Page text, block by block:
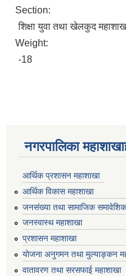
Section:
शिक्षा युवा तथा खेलकुद
Weight:
-18
नगरपालिका
आर्थिक प्रशासन महाशाखा
आर्थिक विकास महाशाखा
जनसंख्या तथा सामाजिक
जनस्वास्थ महाशाखा
प्रशासन महाशाखा
योजना अनुगमन तथा मुल्याङ्कन
वातावरण तथा सरसफाई महाशाखा